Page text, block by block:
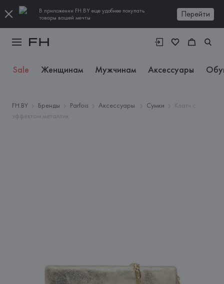
В приложении FH.BY еще удобнее покупать
товары вашей мечты
Перейти
Sale Женщинам Мужчинам Аксессуары
FH.BY Бренды Parfois Аксессуары Сумки
Клатч с
эффектом металлик